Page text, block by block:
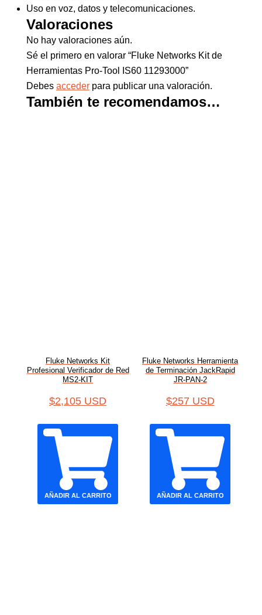
Uso en voz, datos y telecomunicaciones.
Valoraciones
No hay valoraciones aún.
Sé el primero en valorar “Fluke Networks Kit de
Herramientas Pro-Tool IS60 11293000”
Debes acceder para publicar una valoración.
También te recomendamos…
Fluke Networks Kit
Profesional Verificador de Red
MS2-KIT
$2,105 USD
AÑADIR AL CARRITO
Fluke Networks Herramienta
de Terminación JackRapid
JR-PAN-2
$257 USD
AÑADIR AL CARRITO